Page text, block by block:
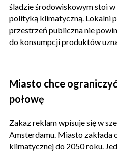
śladzie środowiskowym stoi
polityką klimatyczną. Lokalni
przestrzeń publiczna nie
do konsumpcji produktów
Miasto chce
połowę
Zakaz reklam wpisuje się w
Amsterdamu. Miasto zakłada
klimatycznej do 2050 roku.